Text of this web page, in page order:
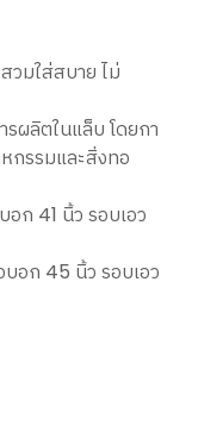
วมใส่สบาย ไม่
ผลิตในแล็บ โดยกา
กรรมและสิ่งทอ
ก 41 นิ้ว รอบเอว
อก 45 นิ้ว รอบเอว